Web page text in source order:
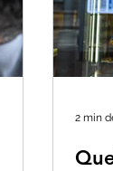
2 min